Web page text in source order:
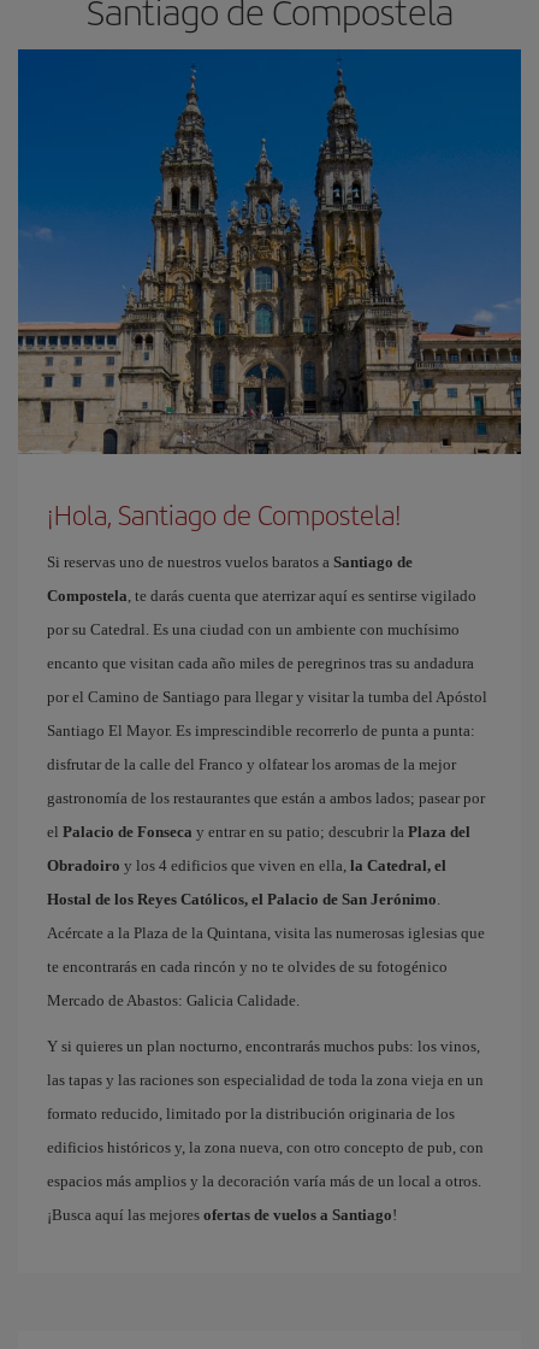
Santiago de Compostela
¡Hola, Santiago de Compostela!
Si reservas uno de nuestros vuelos baratos a Santiago de
Compostela, te darás cuenta que aterrizar aquí es sentirse vigilado
por su Catedral. Es una ciudad con un ambiente con muchísimo
encanto que visitan cada año miles de peregrinos tras su andadura
por el Camino de Santiago para llegar y visitar la tumba del Apóstol
Santiago El Mayor. Es imprescindible recorrerlo de punta a punta:
disfrutar de la calle del Franco y olfatear los aromas de la mejor
gastronomía de los restaurantes que están a ambos lados; pasear por
el Palacio de Fonseca y entrar en su patio; descubrir la Plaza del
Obradoiro y los 4 edificios que viven en ella, la Catedral, el
Hostal de los Reyes Católicos, el Palacio de San Jerónimo.
Acércate a la Plaza de la Quintana, visita las numerosas iglesias que
te encontrarás en cada rincón y no te olvides de su fotogénico
Mercado de Abastos: Galicia Calidade.
Y si quieres un plan nocturno, encontrarás muchos pubs: los vinos,
las tapas y las raciones son especialidad de toda la zona vieja en un
formato reducido, limitado por la distribución originaria de los
edificios históricos y, la zona nueva, con otro concepto de pub, con
espacios más amplios y la decoración varía más de un local a otros.
¡Busca aquí las mejores ofertas de vuelos a Santiago!